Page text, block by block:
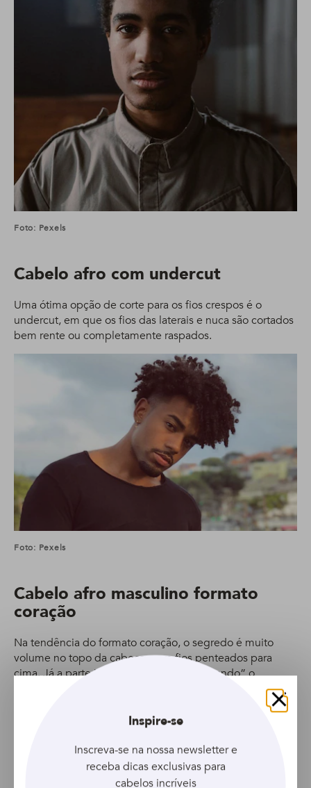
Foto: Pexels
Cabelo afro com undercut
Uma ótima opção de corte para os fios crespos é o
undercut, em que os fios das laterais e nuca são cortados
bem rente ou completamente raspados.
Foto: Pexels
Cabelo afro masculino formato
coração
Na tendência do formato coração, o segredo é muito
volume no topo da cabeça, com fios penteados para
cima. Já a parte inferior do corte vai “afinando” o
Fechar
Inspire-se
Inscreva-se na nossa newsletter e
receba dicas exclusivas para
cabelos incríveis